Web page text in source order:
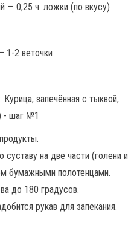
— 0,25 ч. ложки (по вкусу)
1-2 веточки
на две части (голени и
бумажными полотенцами.
до 180 градусов.
рукав для запекания.